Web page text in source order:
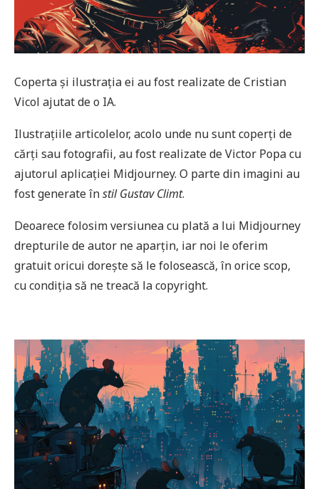
Coperta și ilustrația ei au fost realizate de Cristian
Vicol ajutat de o IA.
Ilustrațiile articolelor, acolo unde nu sunt coperți de
cărți sau fotografii, au fost realizate de Victor Popa cu
ajutorul aplicației Midjourney. O parte din imagini au
fost generate înstil Gustav Climt.
Deoarece folosim versiunea cu plată a lui Midjourney
drepturile de autor ne aparțin, iar noi le oferim
gratuit oricui dorește să le folosească, în orice scop,
cu condiția să ne treacă la copyright.